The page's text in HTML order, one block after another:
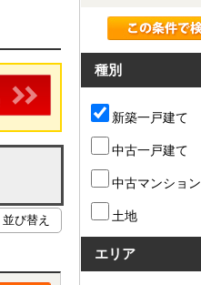
種別
新築一戸建て
中古一戸建て
中古マンション
土地
エリア